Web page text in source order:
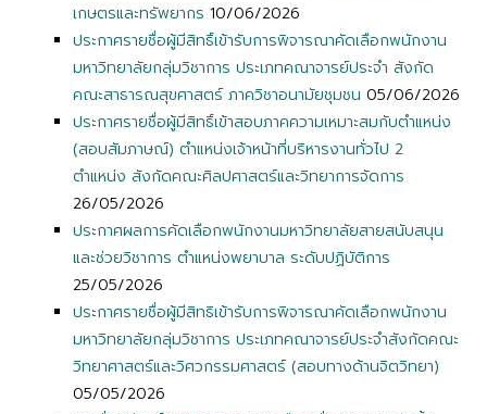
เกษตรและทรัพยากร 10/06/2026
ประกาศรายชื่อผู้มีสิทธิ์เข้ารับการพิจารณาคัดเลือกพนักงาน
มหาวิทยาลัยกลุ่มวิชาการ ประเภทคณาจารย์ประจำ สังกัด
คณะสาธารณสุขศาสตร์ ภาควิชาอนามัยชุมชน 05/06/2026
ประกาศรายชื่อผู้มีสิทธิ์เข้าสอบภาคความเหมาะสมกับตำแหน่ง
(สอบสัมภาษณ์) ตำแหน่งเจ้าหน้าที่บริหารงานทั่วไป 2
ตำแหน่ง สังกัดคณะศิลปศาสตร์และวิทยาการจัดการ
26/05/2026
ประกาศผลการคัดเลือกพนักงานมหาวิทยาลัยสายสนับสนุน
และช่วยวิชาการ ตำแหน่งพยาบาล ระดับปฏิบัติการ
25/05/2026
ประกาศรายชื่อผู้มีสิทธิเข้ารับการพิจารณาคัดเลือกพนักงาน
มหาวิทยาลัยกลุ่มวิชาการ ประเภทคณาจารย์ประจำสังกัดคณะ
วิทยาศาสตร์และวิศวกรรมศาสตร์ (สอบทางด้านจิตวิทยา)
05/05/2026